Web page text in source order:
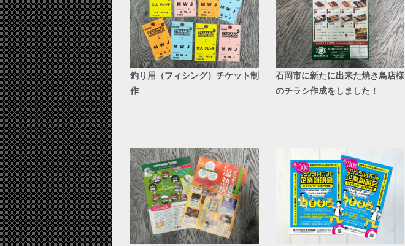
釣り用（フィシング）チケット制
作
石岡市に新たに出来た焼き鳥店様
のチラシ作成をしました！